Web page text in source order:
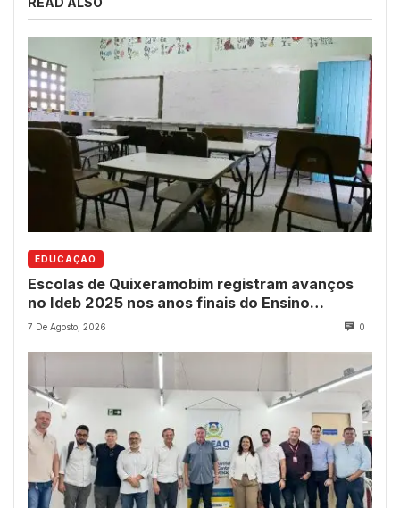
EDUCAÇÃO
Escolas de Quixeramobim registram avanços
no Ideb 2025 nos anos finais do Ensino
Fundamental
7 De Agosto, 2026 0